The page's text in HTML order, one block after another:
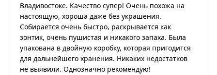
Владивостоке. Качество супер! Очень похожа на
настоящую, хороша даже без украшения.
Собирается очень быстро, раскрывается как
зонтик, очень пушистая и никакого запаха. Была
упакована в двойную коробку, которая пригодится
для дальнейшего хранения. Никаких недостатков
не выявили. Однозначно рекомендую!